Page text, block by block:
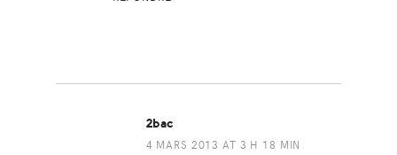
2bac
4 MARS 2013 AT 3 H 18 MIN